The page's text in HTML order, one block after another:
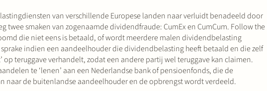
van verschillende Europese landen naar verluidt benadeeld door
smaken van zogenaamde dividendfraude: CumEx en CumCum. Follow the
die niet eens is betaald, of wordt meerdere malen dividendbelasting
indien een aandeelhouder die dividendbelasting heeft betaald en die zelf
op teruggave verhandelt, zodat een andere partij wel teruggave kan claimen.
te ‘lenen’ aan een Nederlandse bank of pensioenfonds, die de
de buitenlandse aandeelhouder en de opbrengst wordt verdeeld.